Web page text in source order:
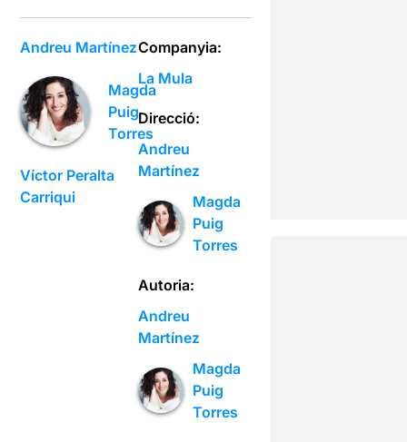
Andreu Martínez
Magda
Puig
Torres
Víctor Peralta
Carriqui
Companyia:
La Mula
Direcció:
Andreu
Martínez
Magda
Puig
Torres
Autoria:
Andreu
Martínez
Magda
Puig
Torres